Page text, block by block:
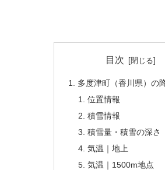
目次
多度津町（香川県）の
位置情報
積雪情報
積雪量・積雪の深さ
気温｜地上
気温｜1500m地点